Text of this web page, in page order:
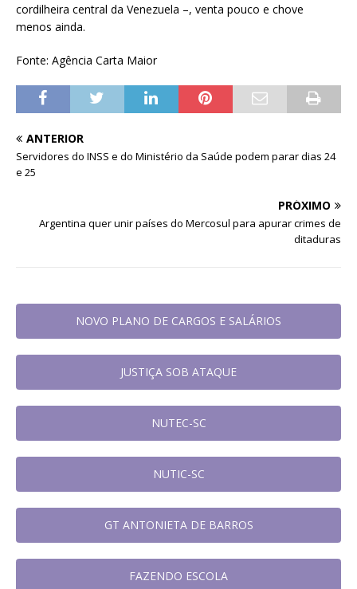
cordilheira central da Venezuela –, venta pouco e chove
menos ainda.
Fonte: Agência Carta Maior
ANTERIOR
Servidores do INSS e do Ministério da Saúde podem parar dias 24
e 25
PRÓXIMO
Argentina quer unir países do Mercosul para apurar crimes de
ditaduras
NOVO PLANO DE CARGOS E SALÁRIOS
JUSTIÇA SOB ATAQUE
NUTEC-SC
NUTIC-SC
GT ANTONIETA DE BARROS
FAZENDO ESCOLA